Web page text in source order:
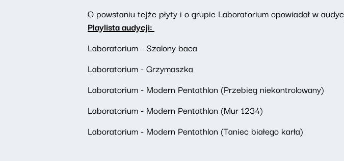
O powstaniu tejże płyty i o grupie Laboratorium opowiadał w
Playlista audycji:
Laboratorium - Szalony baca
Laboratorium - Grzymaszka
Laboratorium - Modern Pentathlon (Przebieg niekontrolowany)
Laboratorium - Modern Pentathlon (Mur 1234)
Laboratorium - Modern Pentathlon (Taniec białego karła)